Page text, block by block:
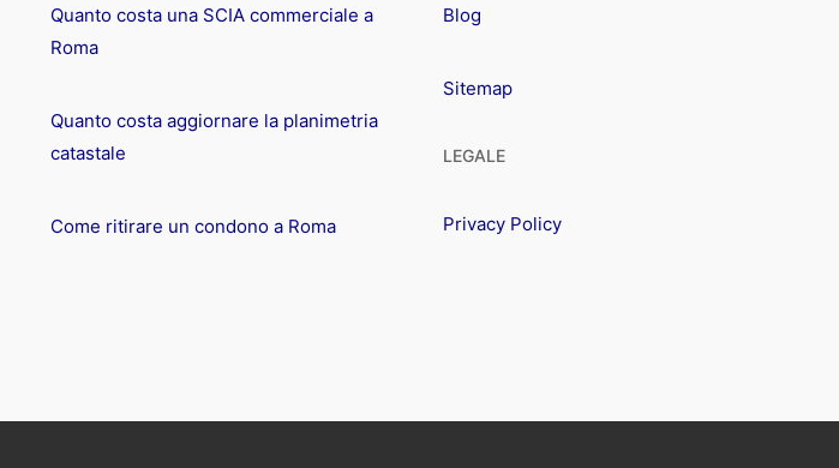
Quanto costa una SCIA commerciale a
Roma
Quanto costa aggiornare la planimetria
catastale
Come ritirare un condono a Roma
Blog
Sitemap
LEGALE
Privacy Policy